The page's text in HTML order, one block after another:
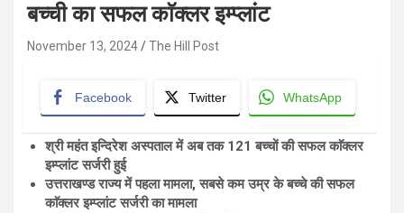
बच्ची का सफल काॅक्लर इम्प्लांट
November 13, 2024 The Hill Post
Facebook Twitter WhatsApp
श्री महंत इन्दिरेश अस्पताल में अब तक 121 बच्चों की सफल काॅक्लर
इम्प्लांट सर्जरी हुई
उत्तराखण्ड राज्य में पहला मामला, सबसे कम उम्र के बच्चे की सफल
काॅक्लर इम्प्लांट सर्जरी का मामला